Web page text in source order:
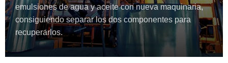
emulsiones de agua y aceite con nueva maquinaria,
consiguiendo separar los dos componentes para
recuperarlos.